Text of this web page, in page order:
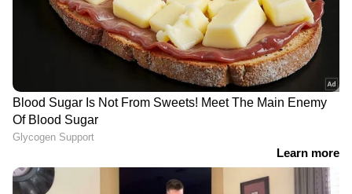
LATEST VIDEOS
ഒളിവിലിരിക്കുന്ന അർജുൻ
ആയങ്കി പാലിയേക്കര ടോൾ